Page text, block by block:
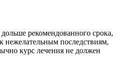
рекомендованного срока,
нежелательным последствиям,
курс лечения не должен